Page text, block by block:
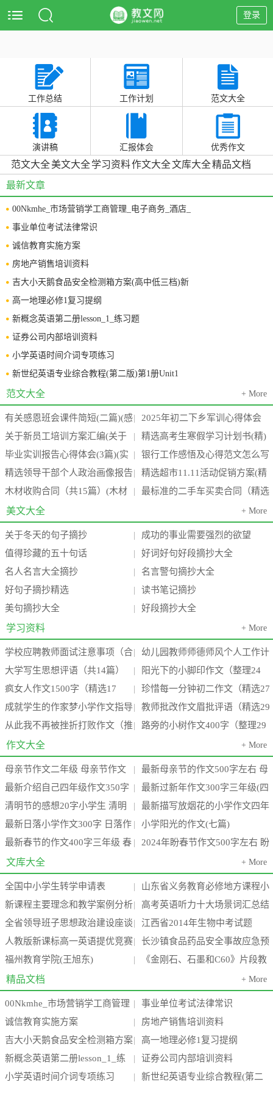
登录
工作总结 工作计划 范文大全
演讲稿 汇报体会 优秀作文
范文大全美文大全学习资料作文大全文库大全精品文档
最新文章
00Nkmhe_市场营销学工商管理_电子商务_酒店_
事业单位考试法律常识
诚信教育实施方案
房地产销售培训资料
吉大小天鹅食品安全检测箱方案(高中低三档)新
高一地理必修1复习提纲
新概念英语第二册lesson_1_练习题
证券公司内部培训资料
小学英语时间介词专项练习
新世纪英语专业综合教程(第二版)第1册Unit1
范文大全 + More
有关感恩班会课件简短(二篇)(感
班会课后反思)
2025年初二下乡军训心得体会
800字(15篇)
关于新员工培训方案汇编(关于
员工培训的外文文献)
精选高考生寒假学习计划书(精)
(高考生寒假作息时间表)
毕业实训报告心得体会(3篇)(实
报告心得万能模板4000字)
银行工作感悟及心得范文怎么写
(四篇)(银行工作心得体会感悟简
短)
精选领导干部个人政治画像报告
用(七篇)(干部 领导)
精选超市11.11活动促销方案(精
品超市品牌有哪些)
木材收购合同（共15篇）(木材
购需要什么手续)
最标准的二手车买卖合同（精选
6篇）(最标准的二手车价格)
美文大全 + More
关于冬天的句子摘抄
成功的事业需要强烈的欲望
值得珍藏的五十句话
好词好句好段摘抄大全
名人名言大全摘抄
名言警句摘抄大全
好句子摘抄精选
读书笔记摘抄
美句摘抄大全
好段摘抄大全
学习资料 + More
学校应聘教师面试注意事项（合
3篇）(学校教师面试一般会问什
幼儿园教师师德师风个人工作计
划（推荐18篇）(幼儿园教师师德
师
大学写生思想评语（共14篇）
学生校内写生心得体会2000字)
阳光下的小脚印作文（整理24
篇）(阳光下的小脚丫)
疯女人作文1500字（精选17
）(疯女人有多可怕)
珍惜每一分钟初二作文（精选27
篇）(珍惜每一分每一秒的这句话
要
成就学生的作家梦小学作文指导
通用15篇）(成功作家的例子)
教师批改作文眉批评语（精选29
篇）(小学教师批改作文)
从此我不再被挫折打败作文（推
13篇）(题目:从此,我不再____)
路旁的小树作文400字（整理29
篇）(路边的小树作文三百字左右)
作文大全 + More
母亲节作文二年级 母亲节作文
字(3篇)
最新母亲节的作文500字左右 母
亲节的作文100字三年级(四篇)
最新介绍自己四年级作文350字
绍自己四年级作文450字(七篇)
最新过新年作文300字三年级(四
篇)
清明节的感想20字小学生 清明
感想作文300字(3篇)
最新描写放烟花的小学作文四年
级(九篇)
最新日落小学作文300字 日落作
400字(4篇)
小学阳光的作文(七篇)
最新春节的作文400字三年级 春
的作文400字左右六年级(3篇)
2024年盼春节作文500字左右 盼
文库大全 + More
全国中小学生转学申请表
山东省义务教育必修地方课程小
学三年级上册《环境教育》教案
全
新课程主要理念和教学案例分析
编(24个案例)
高考英语听力十大场景词汇总结
全省领导班子思想政治建设座谈
会议精神传达提纲
江西省2014年生物中考试题
人教版新课标高一英语提优竞赛
题 下学期
长沙镇食品药品安全事故应急预
福州教育学院(王旭东)
《金刚石、石墨和C60》片段教
精品文档 + More
00Nkmhe_市场营销学工商管理
电子商务_酒店_旅游管理专业毕
论
事业单位考试法律常识
诚信教育实施方案
房地产销售培训资料
吉大小天鹅食品安全检测箱方案
中低三档)新
高一地理必修1复习提纲
新概念英语第二册lesson_1_练
题
证券公司内部培训资料
小学英语时间介词专项练习
新世纪英语专业综合教程(第二